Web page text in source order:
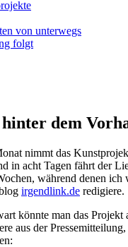
von unterwegs
folgt
hinter dem
nimmt das
in acht Tagen fährt der
während denen ich
irgendlink.de redigiere.
könnte man das Projekt
aus der